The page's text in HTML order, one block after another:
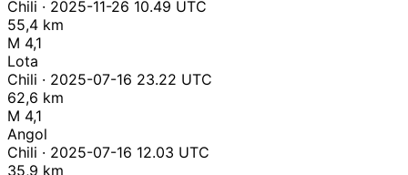
Chili · 2025-11-26 10.49 UTC
55,4 km
M 4,1
Lota
Chili · 2025-07-16 23.22 UTC
62,6 km
M 4,1
Angol
Chili · 2025-07-16 12.03 UTC
35,9 km